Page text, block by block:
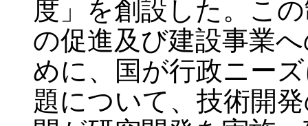
度」を創設した。こ
の促進及び建設事業
めに、国が行政ニー
題について、技術開